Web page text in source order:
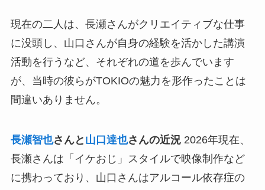
現在の二人は、長瀬さんがクリエイティブな仕事
に没頭し、山口さんが自身の経験を活かした講演
活動を行うなど、それぞれの道を歩んでいます
が、当時の彼らがTOKIOの魅力を形作ったことは
間違いありません。
長瀬智也さんと 山口達也さんの近況2026年現在、
長瀬さんは「イケおじ」スタイルで映像制作など
に携わっており、山口さんはアルコール依存症の